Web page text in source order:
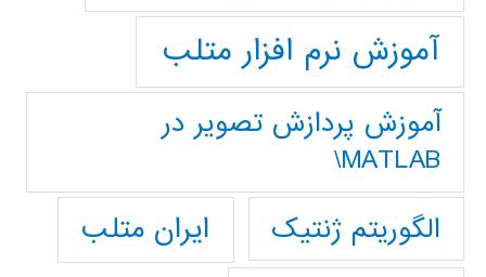
آموزش نرم افزار متلب
آموزش پردازش تصوير در
MATLAB\
الگوریتم ژنتیک
ایران متلب